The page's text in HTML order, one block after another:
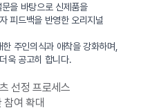
을 바탕으로 신제품을
피드백을 반영한 오리지널
주인의식과 애착을 강화하며,
욱 공고히 합니다.
선정 프로세스
참여 확대